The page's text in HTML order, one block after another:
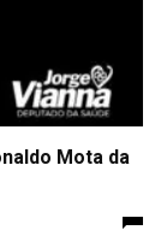
Mota da